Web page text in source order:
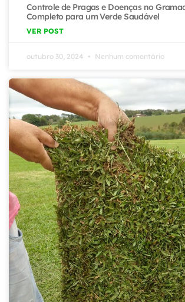
Controle de Pragas e Doenças no
Completo para um Verde Saudável
VER POST
outubro 30, 2024 Nenhum comentário